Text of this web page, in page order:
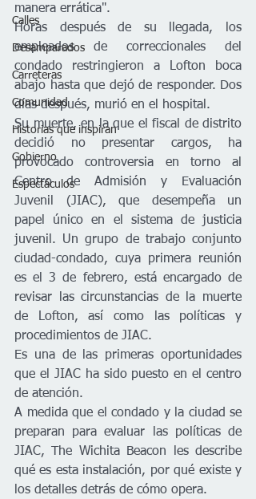
Calles
Desamparados
Carreteras
Comunidad
Historias que inspiran
Gobierno
Espectáculos
manera errática".
Horas después de su llegada, los
empleados de correccionales del
condado restringieron a Lofton boca
abajo hasta que dejó de responder. Dos
días después, murió en el hospital.
Su muerte, en la que el fiscal de distrito
decidió no presentar cargos, ha
provocado controversia en torno al
Centro de Admisión y Evaluación
Juvenil (JIAC), que desempeña un
papel único en el sistema de justicia
juvenil. Un grupo de trabajo conjunto
ciudad-condado, cuya primera reunión
es el 3 de febrero, está encargado de
revisar las circunstancias de la muerte
de Lofton, así como las políticas y
procedimientos de JIAC.
Es una de las primeras oportunidades
que el JIAC ha sido puesto en el centro
de atención.
A medida que el condado y la ciudad se
preparan para evaluar las políticas de
JIAC, The Wichita Beacon les describe
qué es esta instalación, por qué existe y
los detalles detrás de cómo opera.